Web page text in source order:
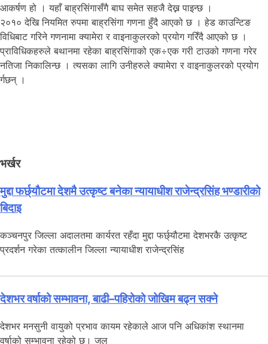
आकर्षण हो । यहाँ बाह्रसिंगासँगै बाघ समेत सहजै देख्न पाइन्छ ।
२०१० देखि नियमित रुपमा बाह्रसिंगा गणना हुँदै आएको छ । हेड काउन्टिङ
विधिबाट गरिने गणनामा क्यामेरा र वाइनाकुलरको प्रयोग गरिँदै आएको छ ।
प्राविधिकहरुले बथानमा रहेका बाह्रसिंगाको एक÷एक गरी टाउको गणना गरेर
नतिजा निकालिन्छ । त्यसका लागि उनीहरुले क्यामेरा र वाइनाकुलरको प्रयोग
र्गछन् ।
भर्खर
मुद्दा फर्छ्यौटमा देशमै उत्कृष्ट बनेका न्यायाधीश राजेन्द्रसिंह भण्डारीको
बिदाइ
कञ्चनपुर जिल्ला अदालतमा कार्यरत रहँदा मुद्दा फर्छ्यौटमा देशभरकै उत्कृष्ट
प्रदर्शन गरेका तत्कालीन जिल्ला न्यायाधीश राजेन्द्रसिंह
देशभर वर्षाको सम्भावना, बाढी–पहिरोको जोखिम बढ्न सक्ने
देशभर मनसुनी वायुको प्रभाव कायम रहेकाले आज पनि अधिकांश स्थानमा
वर्षाको सम्भावना रहेको छ। जल